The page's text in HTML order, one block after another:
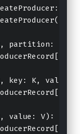
()
partition:
key: K, value:
value: V): util